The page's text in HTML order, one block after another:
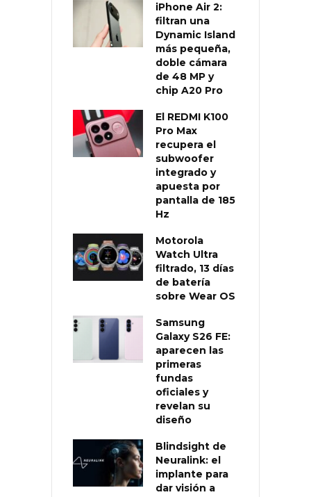
iPhone Air 2:
filtran una
Dynamic Island
más pequeña,
doble cámara
de 48 MP y
chip A20 Pro
El REDMI K100
Pro Max
recupera el
subwoofer
integrado y
apuesta por
pantalla de 185
Hz
Motorola
Watch Ultra
filtrado, 13 días
de batería
sobre Wear OS
Samsung
Galaxy S26 FE:
aparecen las
primeras
fundas
oficiales y
revelan su
diseño
Blindsight de
Neuralink: el
implante para
dar visión a